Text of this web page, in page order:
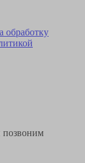
обработку
позвоним